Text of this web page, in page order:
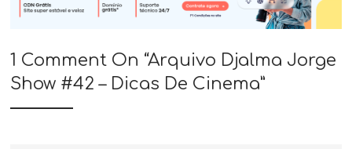
1 Comment On “Arquivo Djalma Jorge
Show #42 – Dicas De Cinema”